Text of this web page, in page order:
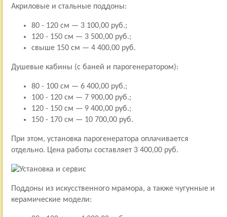
Акриловые и стальные поддоны:
80 - 120 см — 3 100,00 руб.;
120 - 150 см — 3 500,00 руб.;
свыше 150 см — 4 400,00 руб.
Душевые кабины (с баней и парогенератором):
80 - 100 см — 6 400,00 руб.;
100 - 120 см — 7 900,00 руб.;
120 - 150 см — 9 400,00 руб.;
150 - 170 см — 10 700,00 руб.
При этом, установка парогенератора оплачивается
отдельно. Цена работы составляет 3 400,00 руб.
Поддоны из искусственного мрамора, а также чугунные и
керамические модели: